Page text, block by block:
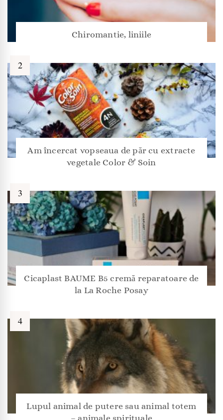
Chiromantie, liniile
Am încercat vopseaua de păr cu extracte
vegetale Color & Soin
Cicaplast BAUME B5 cremă reparatoare de
la La Roche Posay
Lupul animal de putere sau animal totem
– animale spirituale